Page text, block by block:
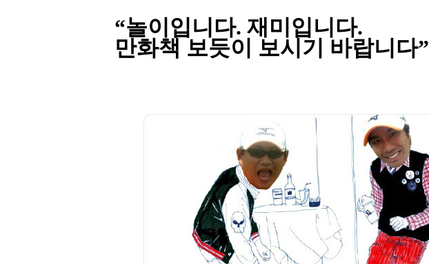
“놀이입니다. 재미입니다.
만화책 보듯이 보시기 바랍니다”